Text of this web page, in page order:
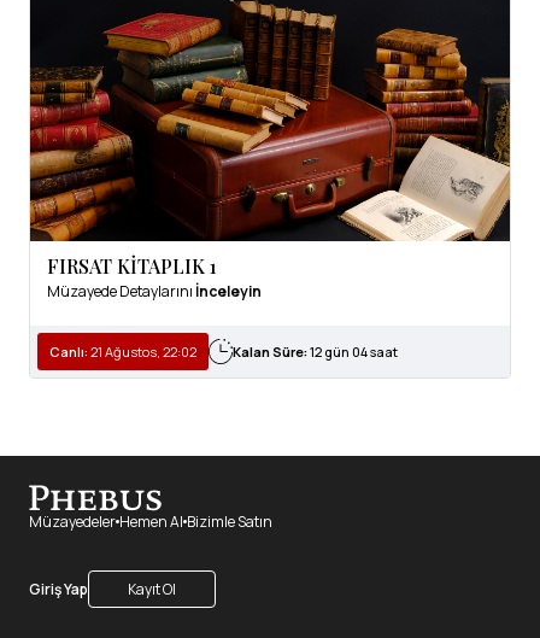
FIRSAT KİTAPLIK 1
Müzayede Detaylarını İnceleyin
Canlı: 21 Ağustos, 22:02 Kalan Süre:12 gün 04 saat
Müzayedeler Hemen Al Bizimle Satın
Giriş Yap Kayıt Ol